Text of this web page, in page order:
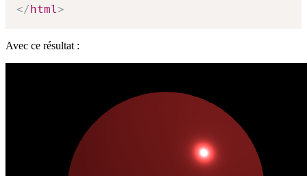
</html >
Avec ce résultat :